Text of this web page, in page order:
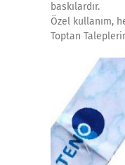
baskılardır.
Özel kullanım,
Toptan